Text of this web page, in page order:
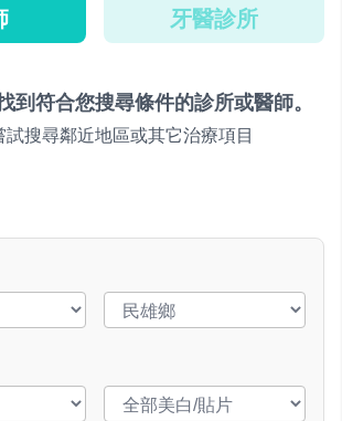
牙醫診所
到符合您搜尋條件的診所或醫師。
試搜尋鄰近地區或其它治療項目